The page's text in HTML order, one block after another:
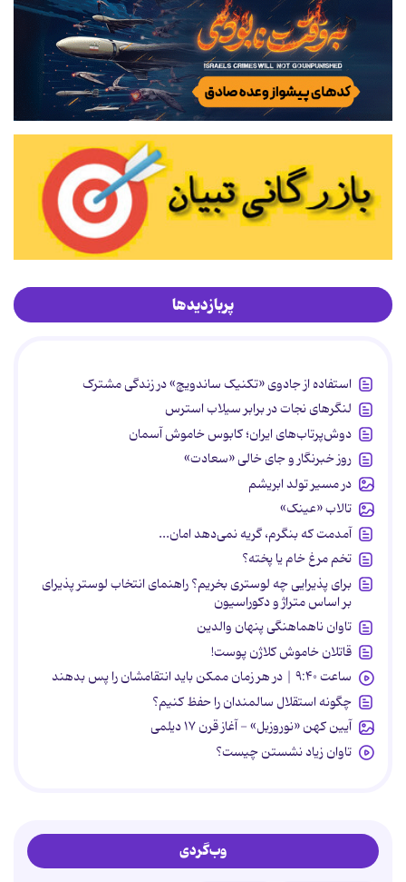
پربازدیدها
استفاده از جادوی «تکنیک ساندویچ» در زندگی مشترک
لنگرهای نجات در برابر سیلاب استرس
دوش‌پرتاب‌های ایران؛ کابوس خاموش آسمان
روز خبرنگار و جای خالی «سعادت»
در مسیر تولد ابریشم
تالاب «عینک»
آمدمت که بنگرم، گریه نمی‌دهد امان...
تخم مرغ خام یا پخته؟
برای پذیرایی چه لوستری بخریم؟ راهنمای انتخاب لوستر پذیرای
بر اساس متراژ و دکوراسیون
تاوان ناهماهنگی پنهان والدین
قاتلان خاموش کلاژن پوست!
ساعت ۹:۴۰ | در هر زمان ممکن باید انتقامشان را پس بدهند
چگونه استقلال سالمندان را حفظ کنیم؟
آیین کهن «نوروزبل» - آغاز قرن ۱۷ دیلمی
تاوان زیاد نشستن چیست؟
وب‌گردی